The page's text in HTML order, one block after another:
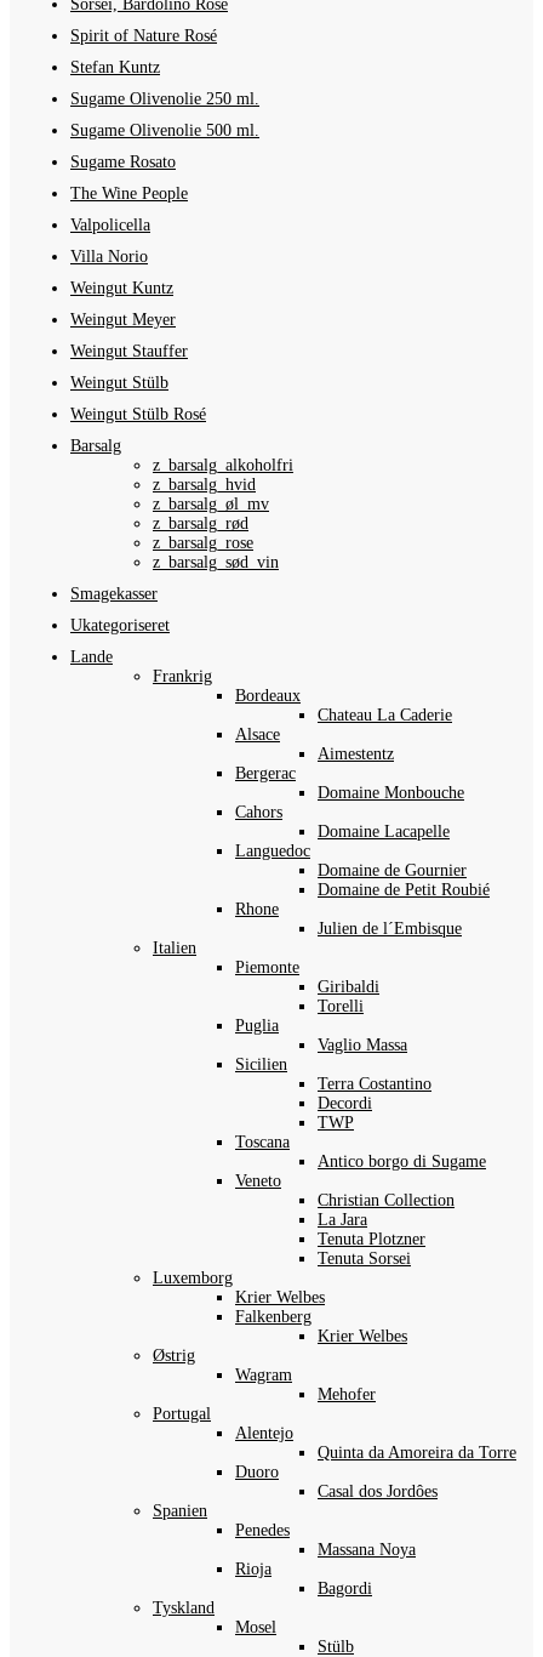
Sorsei, Bardolino Rosé
Spirit of Nature Rosé
Stefan Kuntz
Sugame Olivenolie 250 ml.
Sugame Olivenolie 500 ml.
Sugame Rosato
The Wine People
Valpolicella
Villa Norio
Weingut Kuntz
Weingut Meyer
Weingut Stauffer
Weingut Stülb
Weingut Stülb Rosé
Barsalg
z_barsalg_alkoholfri
z_barsalg_hvid
z_barsalg_øl_mv
z_barsalg_rød
z_barsalg_rose
z_barsalg_sød_vin
Smagekasser
Ukategoriseret
Lande
Frankrig
Bordeaux
Chateau La Caderie
Alsace
Aimestentz
Bergerac
Domaine Monbouche
Cahors
Domaine Lacapelle
Languedoc
Domaine de Gournier
Domaine de Petit Roubié
Rhone
Julien de l´Embisque
Italien
Piemonte
Giribaldi
Torelli
Puglia
Vaglio Massa
Sicilien
Terra Costantino
Decordi
TWP
Toscana
Antico borgo di Sugame
Veneto
Christian Collection
La Jara
Tenuta Plotzner
Tenuta Sorsei
Luxemborg
Krier Welbes
Falkenberg
Krier Welbes
Østrig
Wagram
Mehofer
Portugal
Alentejo
Quinta da Amoreira da Torre
Duoro
Casal dos Jordôes
Spanien
Penedes
Massana Noya
Rioja
Bagordi
Tyskland
Mosel
Stülb